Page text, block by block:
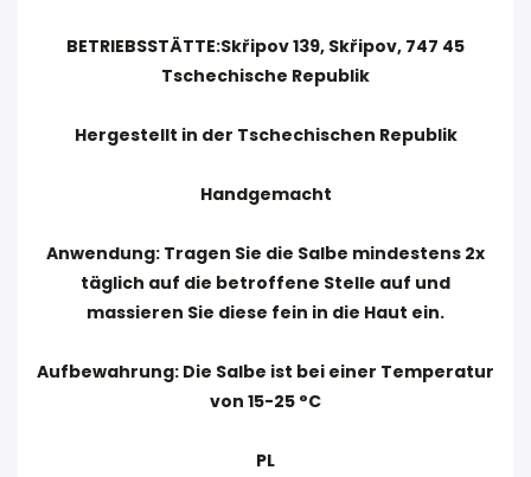
BETRIEBSSTÄTTE:Skřipov 139, Skřipov, 747 45
Tschechische Republik
Hergestellt in der Tschechischen Republik
Handgemacht
Anwendung: Tragen Sie die Salbe mindestens 2x
täglich auf die betroffene Stelle auf und
massieren Sie diese fein in die Haut ein.
Aufbewahrung: Die Salbe ist bei einer Temperatur
von 15-25 °C
PL